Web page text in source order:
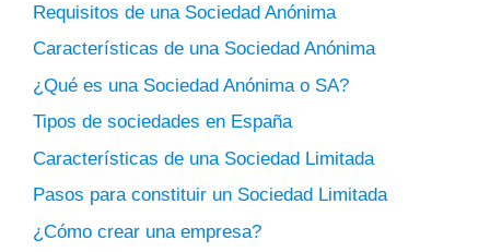
Requisitos de una Sociedad Anónima
Características de una Sociedad Anónima
¿Qué es una Sociedad Anónima o SA?
Tipos de sociedades en España
Características de una Sociedad Limitada
Pasos para constituir un Sociedad Limitada
¿Cómo crear una empresa?